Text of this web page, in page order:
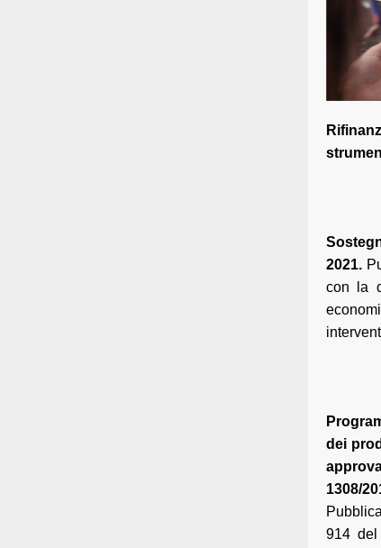
2021.
con la
dei
1308/
914 del